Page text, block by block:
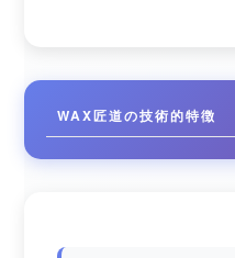
WAX匠道の技術的特徴